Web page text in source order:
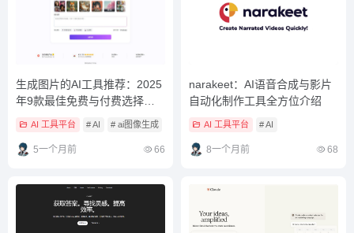
生成图片的AI工具推荐：2025
年9款最佳免费与付费选择全
AI 工具平台 # AI # ai图像生成 # ai图像生成工具
5一个月前 66
narakeet：AI语音合成与影片
自动化制作工具全方位介绍
AI 工具平台 # AI
8一个月前 68